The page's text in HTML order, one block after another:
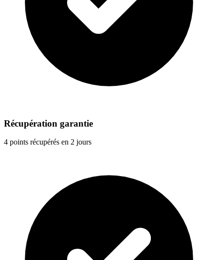
Récupération garantie
4 points récupérés en 2 jours